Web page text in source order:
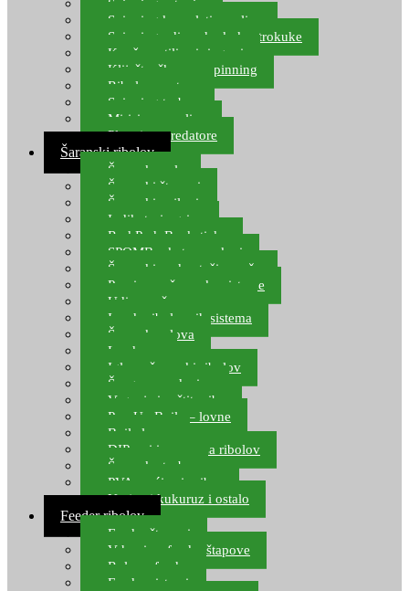
Spinning setovi
Spinning kompleti varalica
Spinning udice, dvokuke, trokuke
Kopče, vrtilice i ringovi
Kliješta, škare za spinning
Ribolov pastrve
Spinning torbe
Mirisi za varalice
Plovci za predatore
Šaranski ribolov
Šaranske role
Šaranski štapovi
Šaranski najloni
Indikatori ugriza
Rod Pod, Banksticks
SPOMB rakete, markeri
Šaranski podmetači, mreže
Pernice za šaranske sisteme
Udice za šarana, amura
Izrada ribolovnih sistema
Šaranska olova
Leadcore
Igle za šaranski ribolov
Špage, upredenice
Vaganje i zaštita ribe
Pop Up Boile – lovne
Boile lovne
DIP-ovi i arome za ribolov
Šaranske torbe
PVA vrećice i pribor
Umjetni kukuruz i ostalo
Feeder ribolov
Feeder štapovi
Vrhovi za feeder štapove
Role za feeder
Feeder sistemi